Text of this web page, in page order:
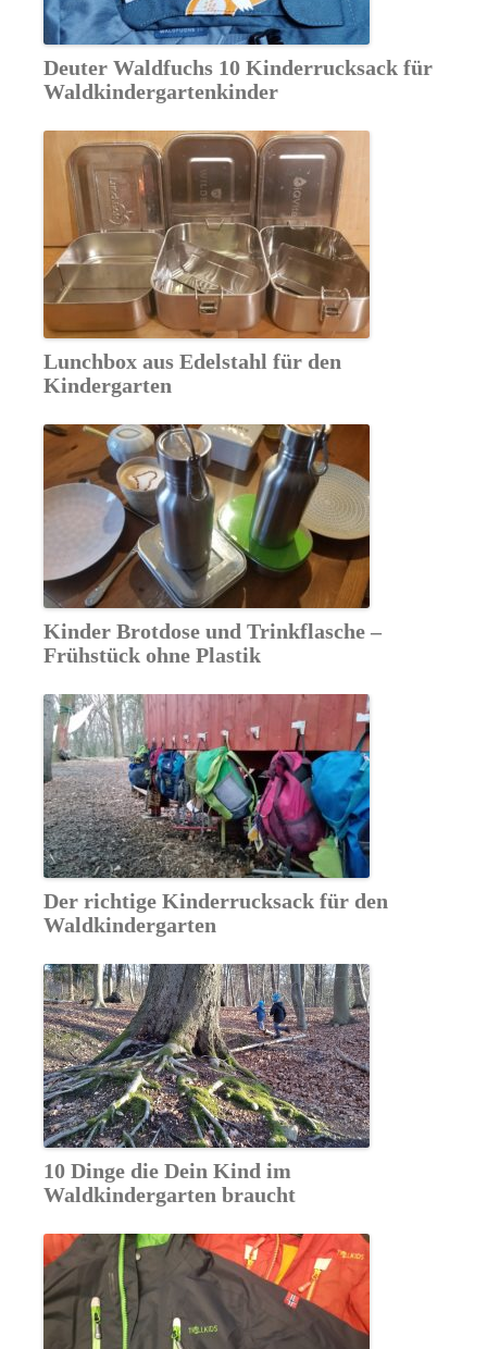
Deuter Waldfuchs 10 Kinderrucksack für
Waldkindergartenkinder
Lunchbox aus Edelstahl für den
Kindergarten
Kinder Brotdose und Trinkflasche –
Frühstück ohne Plastik
Der richtige Kinderrucksack für den
Waldkindergarten
10 Dinge die Dein Kind im
Waldkindergarten braucht